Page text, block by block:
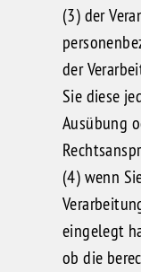
(3) der
der
Sie diese
Ausübung
(4) wenn
eingelegt
ob die